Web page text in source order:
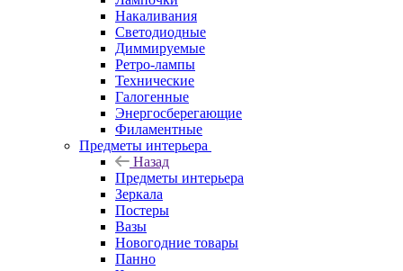
Накаливания
Светодиодные
Диммируемые
Ретро-лампы
Технические
Галогенные
Энергосберегающие
Филаментные
Предметы интерьера
Назад
Предметы интерьера
Зеркала
Постеры
Вазы
Новогодние товары
Панно